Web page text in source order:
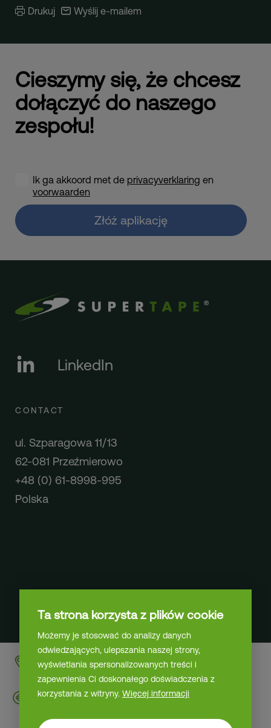
Ta strona korzysta z plików cookie
Możemy je stosować do analizy danych
odwiedzających, ulepszania naszej strony,
wyświetlania spersonalizowanych treści i
zapewnienia Ci doskonałego doświadczenia z
korzystania z witryny. Więcej informacji
Drukuj Wyślij e-mailem
Cieszymy się, że chcesz
dołączyć do naszego
zespołu!
Ik ga akkoord met de privacyverklaring en
voorwaarden
Złóż aplikację
LinkedIn
CONTACT
ul. Szparagowa 11/13
62-081 Przeźmierowo
+48 (0) 61-8998-995
Polska
Contact
Etten-Leur | op
locatie
maks. 3.606 €